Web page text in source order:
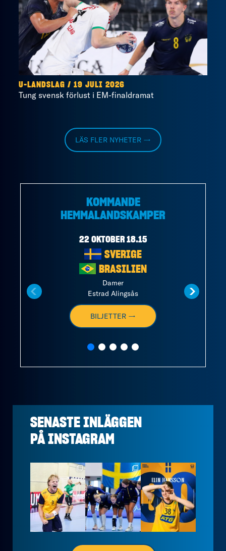
U-LANDSLAG / 19 JULI 2026
Tung svensk förlust i EM-finaldramat
LÄS FLER NYHETER →
KOMMANDE
HEMMALANDSKAMPER
22 OKTOBER 18.15
SVERIGE
BRASILIEN
Damer
Estrad Alingsås
BILJETTER →
SENASTE INLÄGGEN
PÅINSTAGRAM
handbollslandslaget
Aug 7
handbollslandslaget
Aug 7
handbollslandslaget
Aug 7